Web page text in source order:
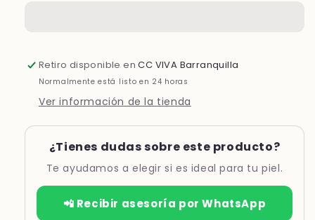
Retiro disponible enCC VIVA Barranquilla
Normalmente está listo en 24 horas
Ver información de la tienda
¿Tienes dudas sobre este producto?
Te ayudamos a elegir si es ideal para tu piel.
📲 Recibir asesoría por WhatsApp